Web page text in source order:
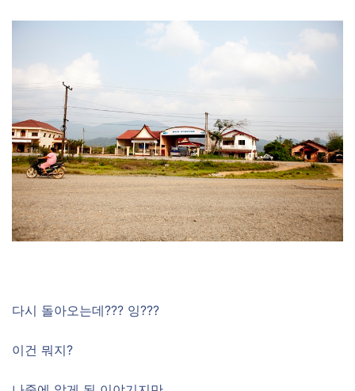
다시 돌아오는데??? 잉???
이건 뭐지?